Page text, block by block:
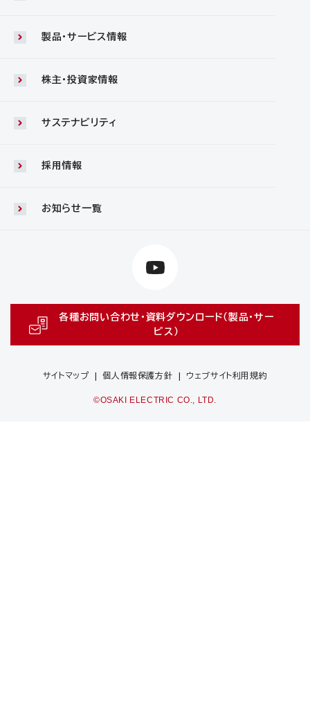
製品・サービス情報
株主・投資家情報
サステナビリティ
採用情報
お知らせ一覧
各種お問い合わせ・資料ダウンロード（製品・サー
ビス）
サイトマップ 個人情報保護方針 ウェブサイト利用規約
©OSAKI ELECTRIC CO., LTD.